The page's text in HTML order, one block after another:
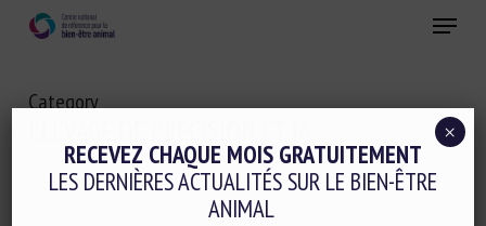
content
Menu
Category
RECEVEZ CHAQUE MOIS GRATUITEMENT
LES DERNIÈRES ACTUALITÉS SUR LE BIEN-ÊTRE
ANIMAL
×